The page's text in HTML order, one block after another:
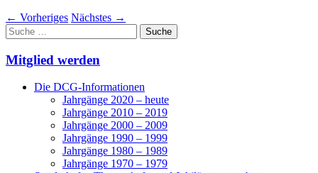
← Vorheriges Nächstes →
Suche
nach:
Mitglied werden
Die DCG-Informationen
Jahrgänge 2020 – heute
Jahrgänge 2010 – 2019
Jahrgänge 2000 – 2009
Jahrgänge 1990 – 1999
Jahrgänge 1980 – 1989
Jahrgänge 1970 – 1979